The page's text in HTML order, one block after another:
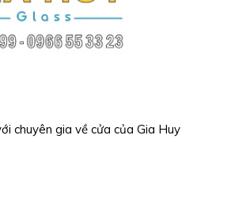
chuyên gia về cửa của Gia Huy